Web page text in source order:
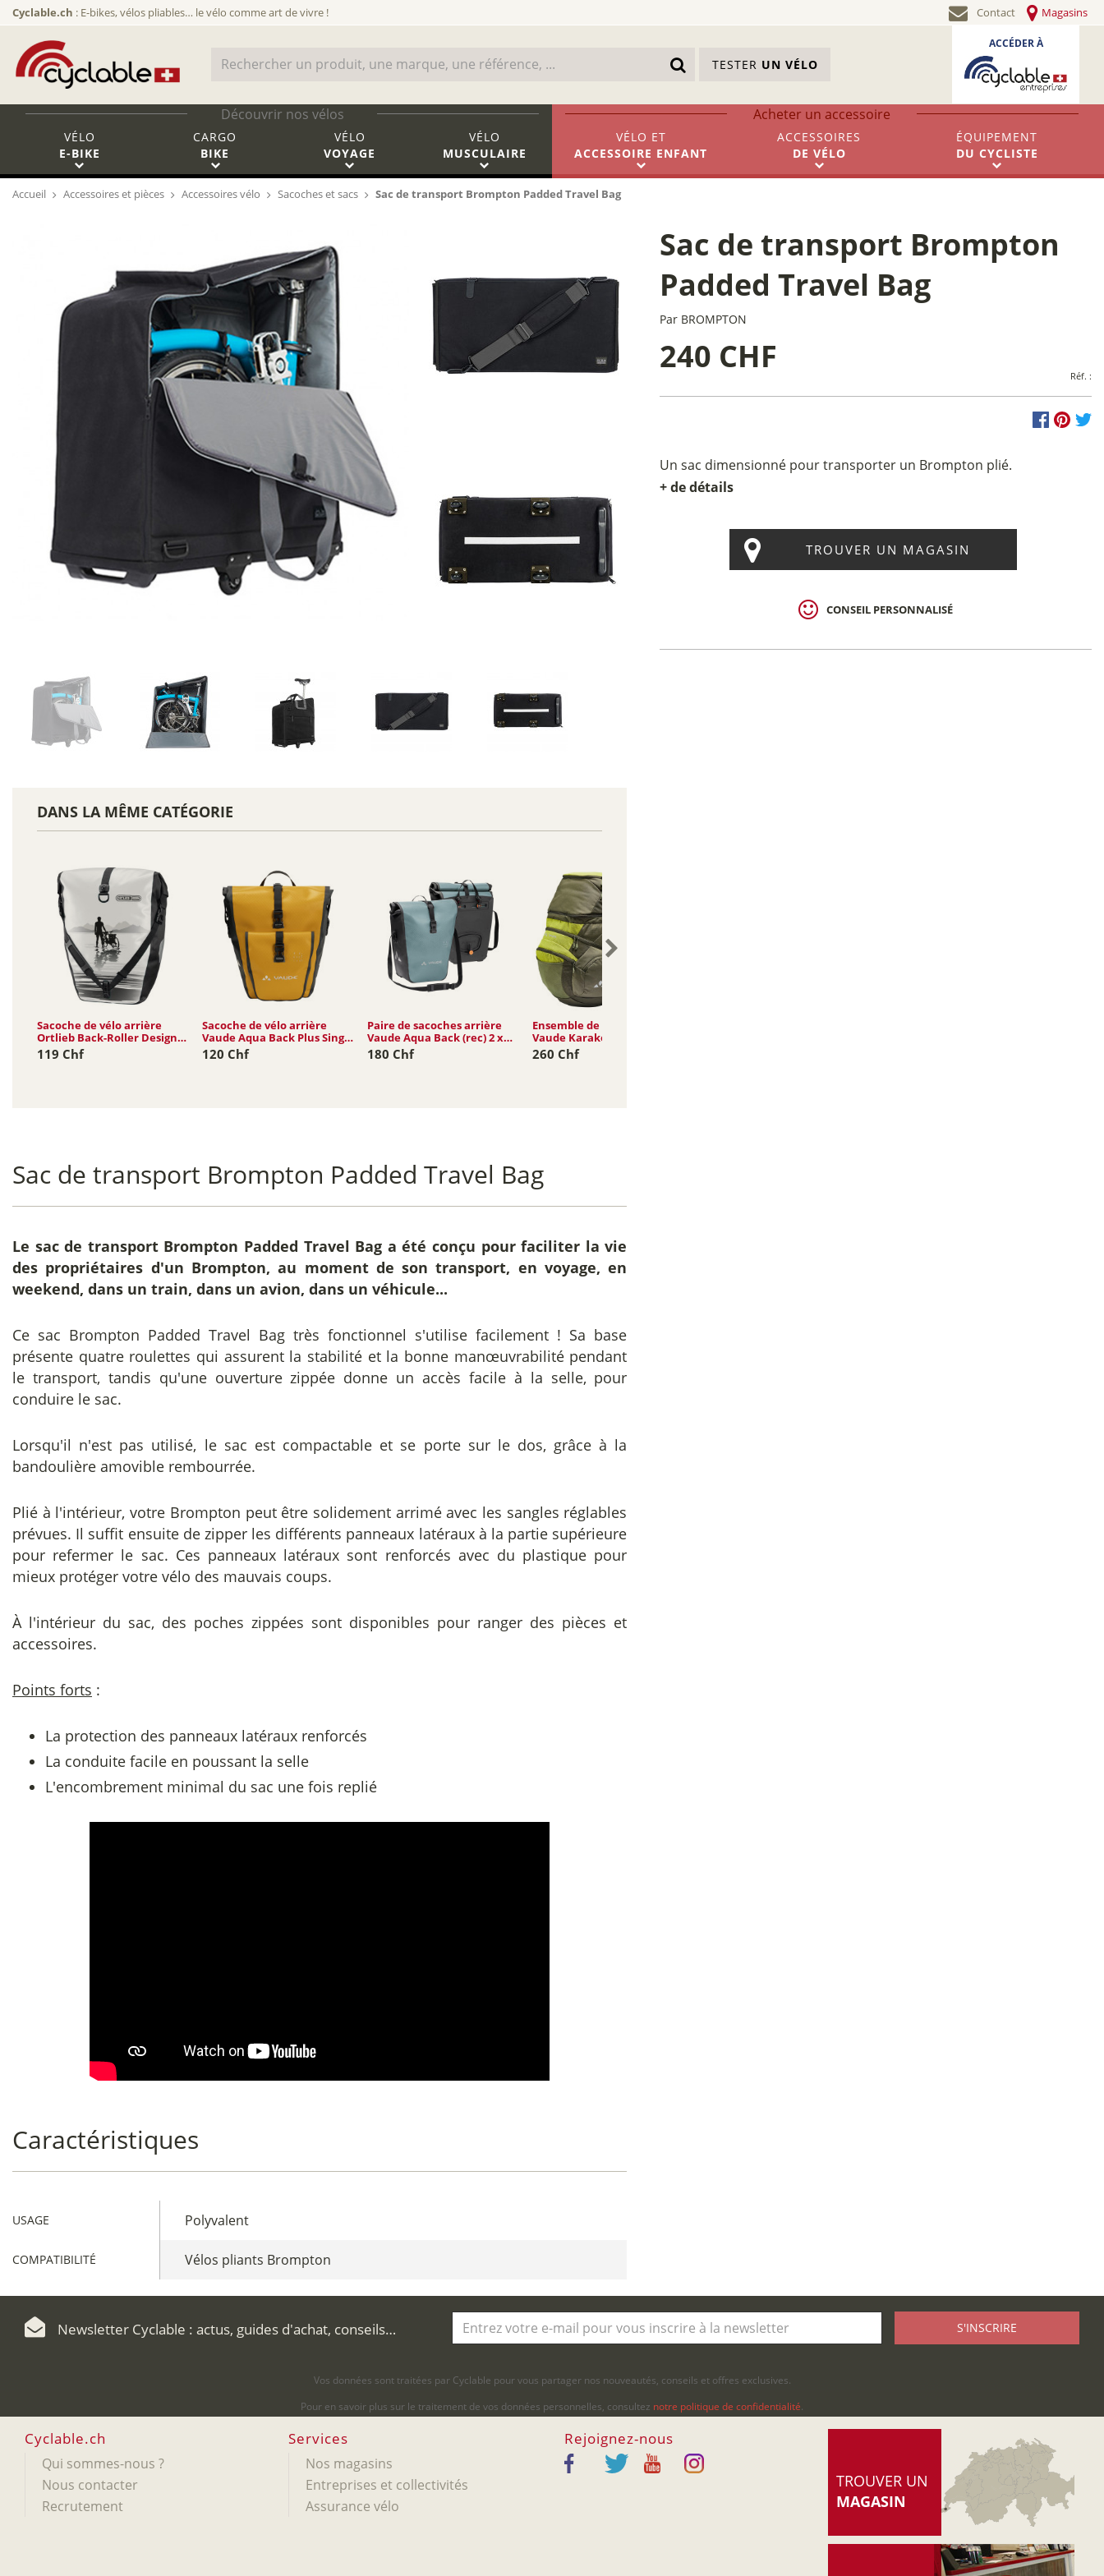
Cyclable.ch : E-bikes, vélos pliables… le vélo comme art de vivre ! Contact Magasins
TESTER UN VÉLO
ACCÉDER À
Découvrir nos vélos Acheter un accessoire
VÉLO
E-BIKE
CARGO
BIKE
VÉLO
VOYAGE
VÉLO
MUSCULAIRE
VÉLO ET
ACCESSOIRE ENFANT
ACCESSOIRES
DE VÉLO
ÉQUIPEMENT
DU CYCLISTE
Accueil Accessoires et pièces Accessoires vélo Sacoches et sacs Sac de transport Brompton Padded Travel Bag
Sac de transport Brompton
Padded Travel Bag
Par BROMPTON
240 CHF Réf. :
Un sac dimensionné pour transporter un Brompton plié.
+ de détails
TROUVER UN MAGASIN
CONSEIL PERSONNALISÉ
DANS LA MÊME CATÉGORIE
Sacoche de vélo arrière
Ortlieb Back-Roller Design
20L
119 Chf
Sacoche de vélo arrière
Vaude Aqua Back Plus Single
(rec)...
120 Chf
Paire de sacoches arrière
Vaude Aqua Back (rec) 2 x
24L
180 Chf
Ensemble de sacoches
Vaude Karakorum Pro 65L
260 Chf
Sac de transport Brompton Padded Travel Bag
Le sac de transport Brompton Padded Travel Bag a été conçu pour faciliter la vie
des propriétaires d'un Brompton, au moment de son transport, en voyage, en
weekend, dans un train, dans un avion, dans un véhicule...
Ce sac Brompton Padded Travel Bag très fonctionnel s'utilise facilement ! Sa base
présente quatre roulettes qui assurent la stabilité et la bonne manœuvrabilité pendant
le transport, tandis qu'une ouverture zippée donne un accès facile à la selle, pour
conduire le sac.
Lorsqu'il n'est pas utilisé, le sac est compactable et se porte sur le dos, grâce à la
bandoulière amovible rembourrée.
Plié à l'intérieur, votre Brompton peut être solidement arrimé avec les sangles réglables
prévues. Il suffit ensuite de zipper les différents panneaux latéraux à la partie supérieure
pour refermer le sac. Ces panneaux latéraux sont renforcés avec du plastique pour
mieux protéger votre vélo des mauvais coups.
À l'intérieur du sac, des poches zippées sont disponibles pour ranger des pièces et
accessoires.
Points forts :
La protection des panneaux latéraux renforcés
La conduite facile en poussant la selle
L'encombrement minimal du sac une fois replié
Caractéristiques
USAGE Polyvalent
COMPATIBILITÉ Vélos pliants Brompton
Newsletter Cyclable : actus, guides d'achat, conseils… S'INSCRIRE
Vos données sont traitées par Cyclable pour vous partager nos nouveautés, conseils et offres exclusives.
Pour en savoir plus sur le traitement de vos données personnelles, consultez notre politique de confidentialité.
Cyclable.ch
Qui sommes-nous ?
Nous contacter
Recrutement
Services
Nos magasins
Entreprises et collectivités
Assurance vélo
Rejoignez-nous
TROUVER UN
MAGASIN